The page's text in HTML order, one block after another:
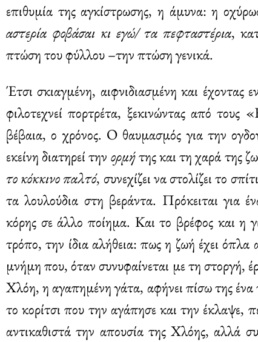
επιθυμία της αγκίστρωσης, η άμυνα: η
αστερία φοβάσαι κι εγώ/ τα πεφταστέρια,
πτώση του φύλλου –την πτώση γενικά.
Έτσι σκιαγμένη, αιφνιδιασμένη και έχοντας
φιλοτεχνεί πορτρέτα, ξεκινώντας από τους
βέβαια, ο χρόνος. Ο θαυμασμός για την
εκείνη διατηρεί την ορμήτης και τη χαρά της
το κόκκινο παλτό, συνεχίζει να στολίζει το
τα λουλούδια στη βεράντα. Πρόκειται για
κόρης σε άλλο ποίημα. Και το βρέφος και η
τρόπο, την ίδια αλήθεια: πως η ζωή έχει
μνήμη που, όταν συνυφαίνεται με τη στοργή,
Χλόη, η αγαπημένη γάτα, αφήνει πίσω της ένα
το κορίτσι που την αγάπησε και την έκλαψε,
αντικαθιστά την απουσία της Χλόης, αλλά